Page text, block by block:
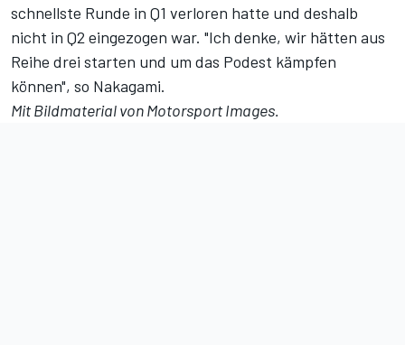
schnellste Runde in Q1 verloren hatte und deshalb
nicht in Q2 eingezogen war. "Ich denke, wir hätten aus
Reihe drei starten und um das Podest kämpfen
können", so Nakagami.
Mit Bildmaterial vonMotorsport Images.